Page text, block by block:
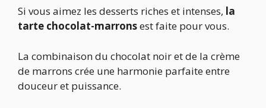
Si vous aimez les desserts riches et intenses, la
tarte chocolat-marronsest faite pour vous.
La combinaison du chocolat noir et de la crème
de marrons crée une harmonie parfaite entre
douceur et puissance.